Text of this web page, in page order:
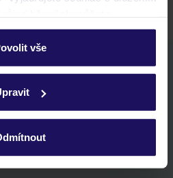
cookie naleznete v
vše
aplikaci TUI
a možnost jejich sdílení
zobrazené nabídky
informace o tvé rezervaci v myTUI